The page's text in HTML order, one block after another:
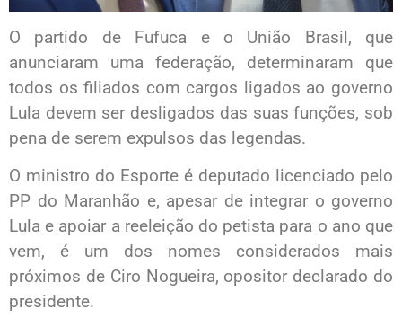
O partido de Fufuca e o União Brasil, que
anunciaram uma federação, determinaram que
todos os filiados com cargos ligados ao governo
Lula devem ser desligados das suas funções, sob
pena de serem expulsos das legendas.
O ministro do Esporte é deputado licenciado pelo
PP do Maranhão e, apesar de integrar o governo
Lula e apoiar a reeleição do petista para o ano que
vem, é um dos nomes considerados mais
próximos de Ciro Nogueira, opositor declarado do
presidente.